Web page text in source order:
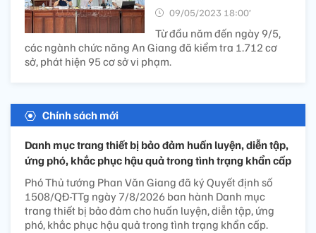
09/05/2023 18:00’
Từ đầu năm đến ngày 9/5,
các ngành chức năng An Giang đã kiểm tra 1.712 cơ
sở, phát hiện 95 cơ sở vi phạm.
Chính sách mới
Danh mục trang thiết bị bảo đảm huấn luyện, diễn tập,
ứng phó, khắc phục hậu quả trong tình trạng khẩn cấp
Phó Thủ tướng Phan Văn Giang đã ký Quyết định số
1508/QĐ-TTg ngày 7/8/2026 ban hành Danh mục
trang thiết bị bảo đảm cho huấn luyện, diễn tập, ứng
phó, khắc phục hậu quả trong tình trạng khẩn cấp.